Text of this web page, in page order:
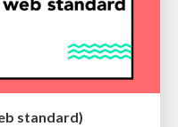
standard)